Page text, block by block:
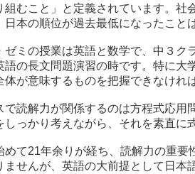
組むこと」と定義されています。
日本の順位が過去最低になったこと
ゼミの授業は英語と数学で、中３ク
語の長文問題演習の時です。特に大
体が意味するものを把握できなけれ
で読解力が関係するのは方程式応用
しっかり考えながら、それを素直に
めて21年余りが経ち、読解力の重
ませんが、英語の大前提として日